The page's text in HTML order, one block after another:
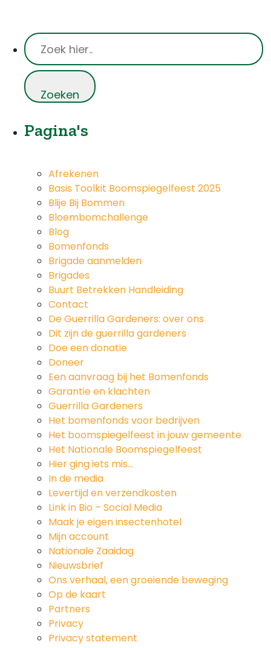
Pagina's
Afrekenen
Basis Toolkit Boomspiegelfeest 2025
Blije Bij Bommen
Bloembomchallenge
Blog
Bomenfonds
Brigade aanmelden
Brigades
Buurt Betrekken Handleiding
Contact
De Guerrilla Gardeners: over ons
Dit zijn de guerrilla gardeners
Doe een donatie
Doneer
Een aanvraag bij het Bomenfonds
Garantie en klachten
Guerrilla Gardeners
Het bomenfonds voor bedrijven
Het boomspiegelfeest in jouw gemeente
Het Nationale Boomspiegelfeest
Hier ging iets mis…
In de media
Levertijd en verzendkosten
Link in Bio – Social Media
Maak je eigen insectenhotel
Mijn account
Nationale Zaaidag
Nieuwsbrief
Ons verhaal, een groeiende beweging
Op de kaart
Partners
Privacy
Privacy statement